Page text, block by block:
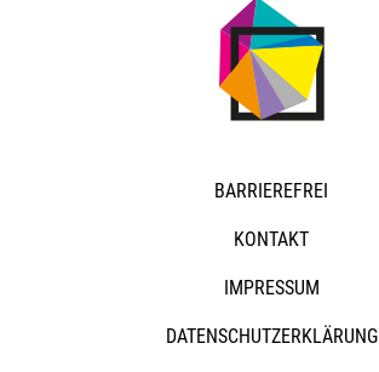
BARRIEREFREI
KONTAKT
IMPRESSUM
DATENSCHUTZERKLÄRUNG